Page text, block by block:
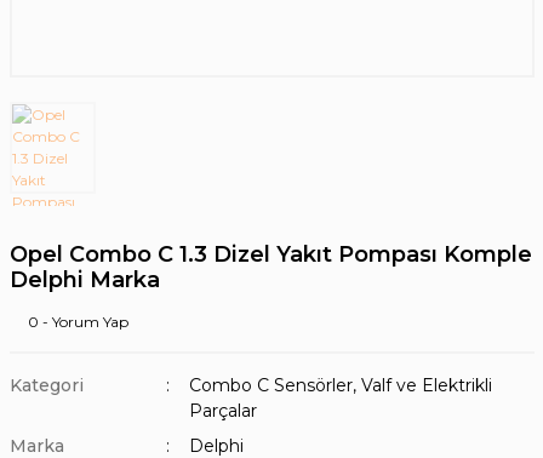
Opel Combo C 1.3 Dizel Yakıt Pompası Komple
Delphi Marka
0 - Yorum Yap
Kategori
Combo C Sensörler, Valf ve Elektrikli
Parçalar
Marka
Delphi